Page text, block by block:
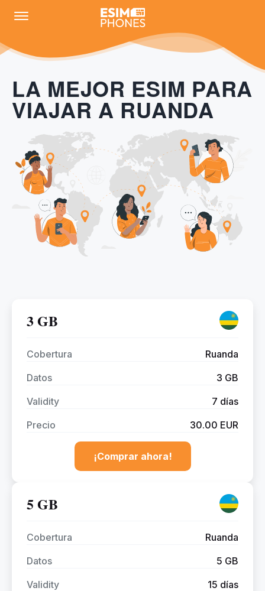
LA MEJOR ESIM PARA
VIAJAR A RUANDA
3 GB
Cobertura
Ruanda
Datos
3 GB
Validity
7 días
Precio
30.00 EUR
¡Comprar ahora!
5 GB
Cobertura
Ruanda
Datos
5 GB
Validity
15 días